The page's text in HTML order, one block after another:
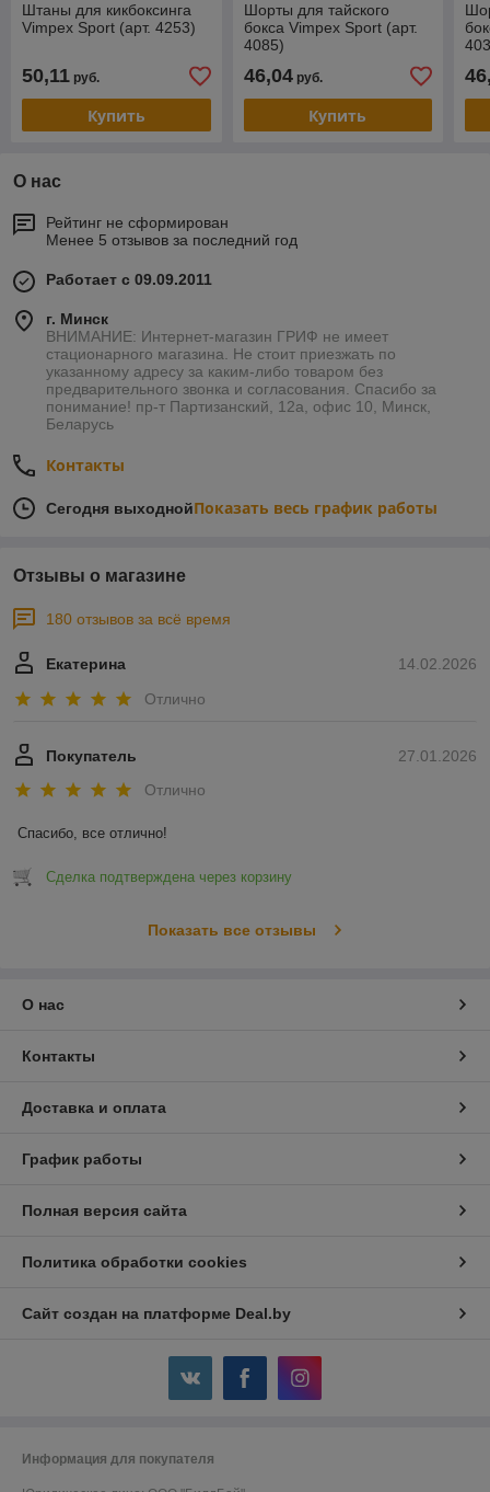
Штаны для кикбоксинга
Vimpex Sport (арт. 4253)
50,11 руб.
Купить
Шорты для тайского
бокса Vimpex Sport (арт.
4085)
46,04руб.
Купить
О нас
Рейтинг не сформирован
Менее 5 отзывов за последний год
Работает с 09.09.2011
г. Минск
ВНИМАНИЕ: Интернет-магазин ГРИФ не имеет
стационарного магазина. Не стоит приезжать по
указанному адресу за каким-либо товаром без
предварительного звонка и согласования. Спасибо за
понимание! пр-т Партизанский, 12а, офис 10, Минск,
Беларусь
Контакты
Сегодня выходнойПоказать весь график работы
Отзывы о магазине
180 отзывов за всё время
14.02.2026
Екатерина
Отлично
27.01.2026
Покупатель
Отлично
Спасибо, все отлично!
Сделка подтверждена через корзину
Показать все отзывы
О нас
Контакты
Доставка и оплата
График работы
Полная версия сайта
Политика обработки cookies
Сайт создан на платформе Deal.by
Информация для покупателя